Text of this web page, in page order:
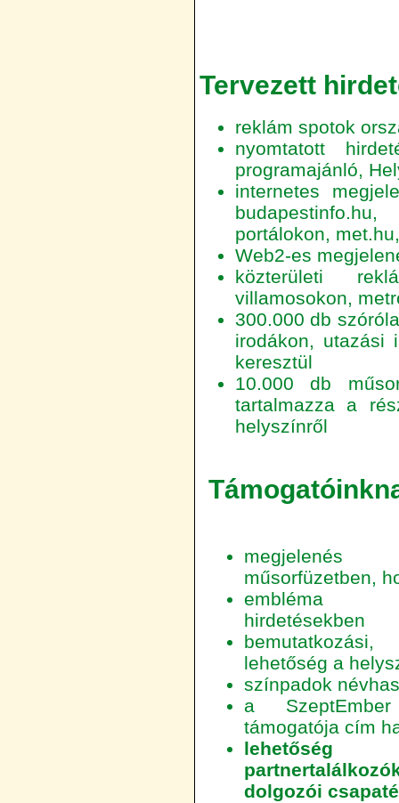
Tervezett
reklám spotok
nyomtatott
programajánló,
internetes
portálokon,
Web2-es
közterületi
villamosokon,
300.000 db
irodákon, utazási
keresztül
10.000 db
tartalmazza a
helyszínről
megjelenés
műsorfüzetben,
embléma
hirdetésekben
lehetőség a
színpadok
a
támogatója cím
dolgozói